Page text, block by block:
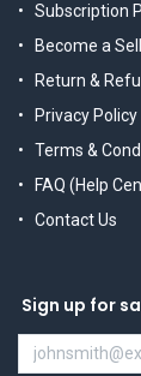
Subscription
Become a
Return &
Privacy Policy
Terms &
FAQ (Help
Contact Us
Sign up for